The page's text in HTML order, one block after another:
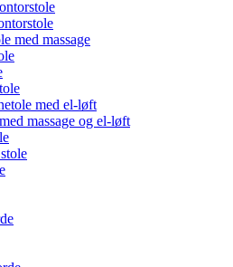
med massage
med el-løft
massage og el-løft